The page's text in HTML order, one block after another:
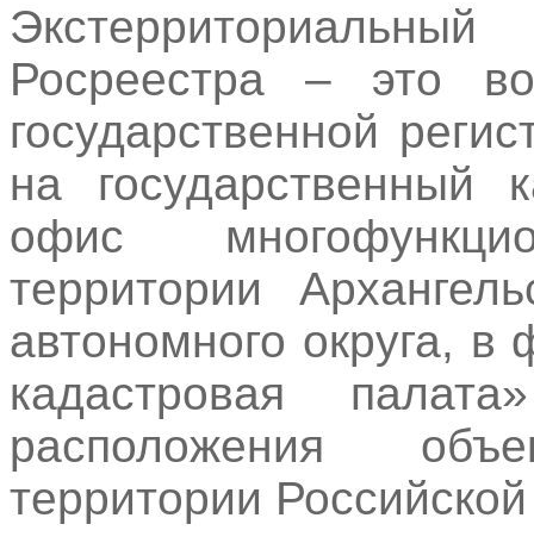
Росреестра – это
государственной
на государственный
офис
территории
автономного округа,
кадастровая
расположения
территории